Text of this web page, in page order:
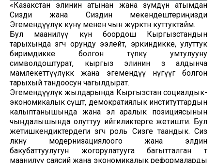
«Казакстан элинин атынан жана өзүмдүн атымдан
Сизди жана Сиздин мекендештериңизди
Эгемендүүлүк күнү менен чын жүрөктөн куттуктайм.
Бул маанилүү күн боордош Кыргызстандын
тарыхында өзгөчө орунду ээлейт, эркиндикке, улуттук
биримдикке болгон түпкү умтулууну
символдоштурат, кыргыз элинин өз алдынча
мамлекеттүүлүккө жана эгемендүү өнүгүүгө болгон
тарыхый тандоосун чагылдырат.
Эгемендүүлүк жылдарында Кыргызстан социалдык-
экономикалык өсүштө, демократиялык институттардын
калыптанышында жана эл аралык позициясынын
чыңдалышында олуттуу ийгиликтерге жетишти. Бул
жетишкендиктердеги өзгөчө роль Сизге таандык. Сиз
өлкөнү модернизациялоого жана элдин
бакубаттуулугун жогорулатууга багытталган өтө
маанилүү саясий жана экономикалык реформаларды